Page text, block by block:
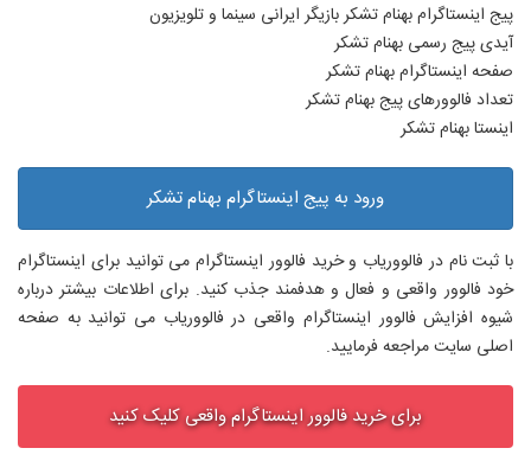
پیج اینستاگرام بهنام تشکر بازیگر ایرانی سینما و تلویزیون
آیدی پیج رسمی بهنام تشکر
صفحه اینستاگرام بهنام تشکر
تعداد فالوورهای پیج بهنام تشکر
اینستا بهنام تشکر
ورود به پیج اینستاگرام بهنام تشکر
با ثبت نام در فالووریاب و خرید فالوور اینستاگرام می توانید برای اینستاگرام
خود فالوور واقعی و فعال و هدفمند جذب کنید. برای اطلاعات بیشتر درباره
شیوه افزایش فالوور اینستاگرام واقعی در فالووریاب می توانید به صفحه
اصلی سایت مراجعه فرمایید.
برای خرید فالوور اینستاگرام واقعی کلیک کنید